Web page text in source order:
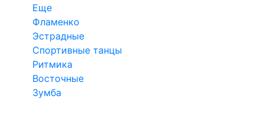
Еще
Фламенко
Эстрадные
Спортивные танцы
Ритмика
Восточные
Зумба